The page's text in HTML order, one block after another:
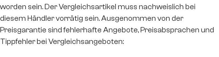
worden sein. Der Vergleichsartikel muss nachweislich bei
diesem Händler vorrätig sein. Ausgenommen von der
Preisgarantie sind fehlerhafte Angebote, Preisabsprachen und
Tippfehler bei Vergleichsangeboten: